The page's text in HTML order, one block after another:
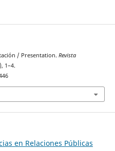
/ Presentation. Revista
1–4.
en Relaciones Públicas